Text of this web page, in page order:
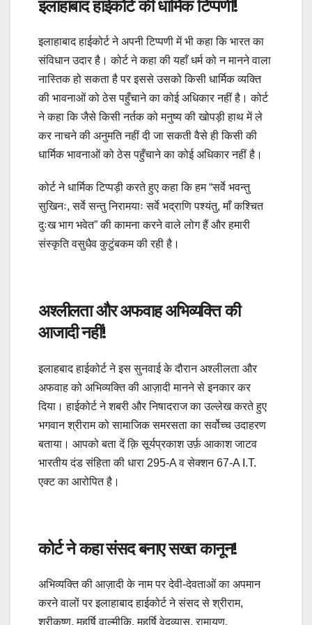
इलाहाबाद हाईकोर्ट की धार्मिक टिप्पणी!
इलाहाबाद हाईकोर्ट ने अपनी टिप्पणी में भी कहा कि भारत का
संविधान उदार है। कोर्ट ने कहा की यहाँ धर्म को न मानने वाला
नास्तिक हो सकता है पर इससे उसको किसी धार्मिक व्यक्ति
की भावनाओं को ठेस पहुँचाने का कोई अधिकार नहीं है। कोर्ट
ने कहा कि जैसे किसी नर्तक को मनुष्य की खोपड़ी हाथ में ले
कर नाचने की अनुमति नहीं दी जा सकती वैसे ही किसी की
धार्मिक भावनाओं को ठेस पहुँचाने का कोई अधिकार नहीं है।
कोर्ट ने धार्मिक टिप्पड़ी करते हुए कहा कि हम “सर्वे भवन्तु
सुखिनः, सर्वे सन्तु निरामयाः सर्वे भद्राणि पश्यंतु, माँ कश्चित
दुःख भाग भवेत” की कामना करने वाले लोग हैं और हमारी
संस्कृति वसुधैव कुटुंबकम की रही है।
अश्लीलता और अफवाह अभिव्यक्ति की
आजादी नहीं!
इलाहबाद हाईकोर्ट ने इस सुनवाई के दौरान अश्लीलता और
अफवाह को अभिव्यक्ति की आज़ादी मानने से इनकार कर
दिया। हाईकोर्ट ने शबरी और निषादराज का उल्लेख करते हुए
भगवान श्रीराम को सामाजिक समरसता का सर्वोच्च उदाहरण
बताया। आपको बता दें क़ि सूर्यप्रकाश उर्फ़ आकाश जाटव
भारतीय दंड संहिता की धारा 295-A व सेक्शन 67-A I.T.
एक्ट का आरोपित है।
कोर्ट ने कहा संसद बनाए सख्त कानून!
अभिव्यक्ति की आज़ादी के नाम पर देवी-देवताओं का अपमान
करने वालों पर इलाहाबाद हाईकोर्ट ने संसद से श्रीराम,
श्रीकृष्ण, महर्षि वाल्मीकि, महर्षि वेदव्यास, रामायण,